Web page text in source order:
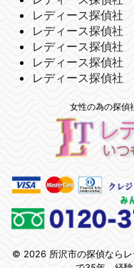
レディース探偵社
レディース探偵社
レディース探偵社
レディース探偵社
レディース探偵社
女性の為の探偵
© 2026 所沢市の探偵ならレ